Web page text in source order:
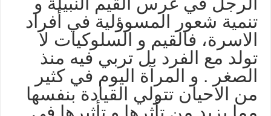
شعور المسوؤلية في أفراد
فالقيم و السلوكيات لا
مع الفرد بل تربي فيه منذ
. و المرآة اليوم في كثير
الاحيان تتولي القيادة بنفسها